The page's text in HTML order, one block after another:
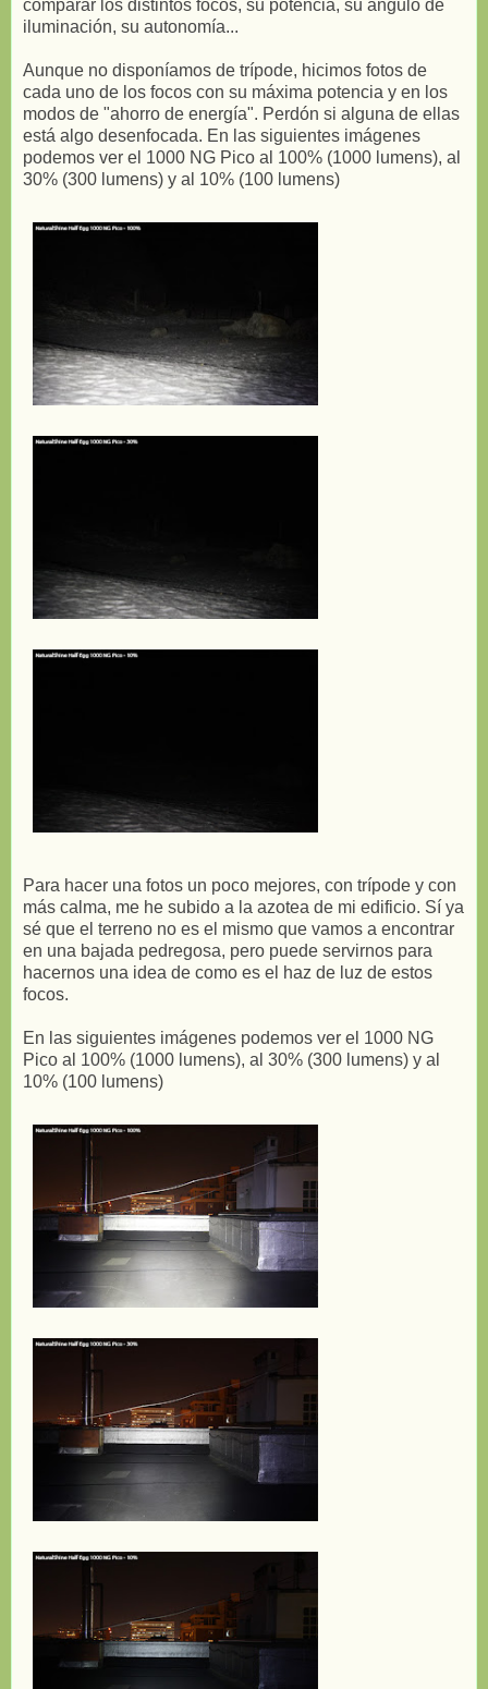
comparar los distintos focos, su potencia, su ángulo de
iluminación, su autonomía...
Aunque no disponíamos de trípode, hicimos fotos de
cada uno de los focos con su máxima potencia y en los
modos de "ahorro de energía". Perdón si alguna de ellas
está algo desenfocada. En las siguientes imágenes
podemos ver el 1000 NG Pico al 100% (1000 lumens), al
30% (300 lumens) y al 10% (100 lumens)
Para hacer una fotos un poco mejores, con trípode y con
más calma, me he subido a la azotea de mi edificio. Sí ya
sé que el terreno no es el mismo que vamos a encontrar
en una bajada pedregosa, pero puede servirnos para
hacernos una idea de como es el haz de luz de estos
focos.
En las siguientes imágenes podemos ver el 1000 NG
Pico al 100% (1000 lumens), al 30% (300 lumens) y al
10% (100 lumens)